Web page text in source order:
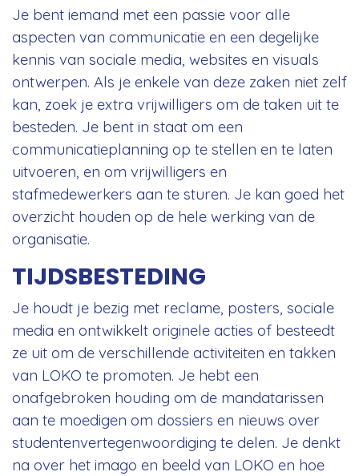
Je bent iemand met een passie voor alle
aspecten van communicatie en een degelijke
kennis van sociale media, websites en visuals
ontwerpen. Als je enkele van deze zaken niet zelf
kan, zoek je extra vrijwilligers om de taken uit te
besteden. Je bent in staat om een
communicatieplanning op te stellen en te laten
uitvoeren, en om vrijwilligers en
stafmedewerkers aan te sturen. Je kan goed het
overzicht houden op de hele werking van de
organisatie.
TIJDSBESTEDING
Je houdt je bezig met reclame, posters, sociale
media en ontwikkelt originele acties of besteedt
ze uit om de verschillende activiteiten en takken
van LOKO te promoten. Je hebt een
onafgebroken houding om de mandatarissen
aan te moedigen om dossiers en nieuws over
studentenvertegenwoordiging te delen. Je denkt
na over het imago en beeld van LOKO en hoe